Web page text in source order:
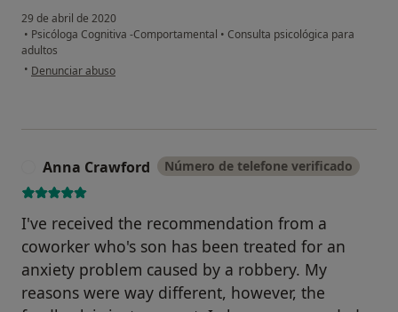
29 de abril de 2020
• Psicóloga Cognitiva -Comportamental • Consulta psicológica para
adultos
• na opinião do utilizador Sara Silva
Denunciar abuso
Anna Crawford Número de telefone verificado
I've received the recommendation from a
coworker who's son has been treated for an
anxiety problem caused by a robbery. My
reasons were way different, however, the